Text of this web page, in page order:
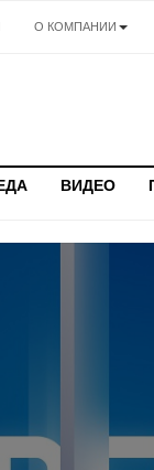
О КОМПАНИИ
ВИДЕО